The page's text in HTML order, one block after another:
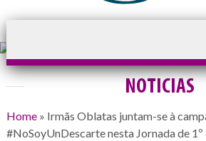
NOTICIAS
Home» Irmãs Oblatas juntam-se à
#NoSoyUnDescarte nesta Jornada de